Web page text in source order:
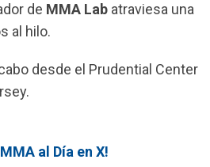
de MMA Lab atraviesa una
al hilo.
desde el Prudential Center
al Día en X!